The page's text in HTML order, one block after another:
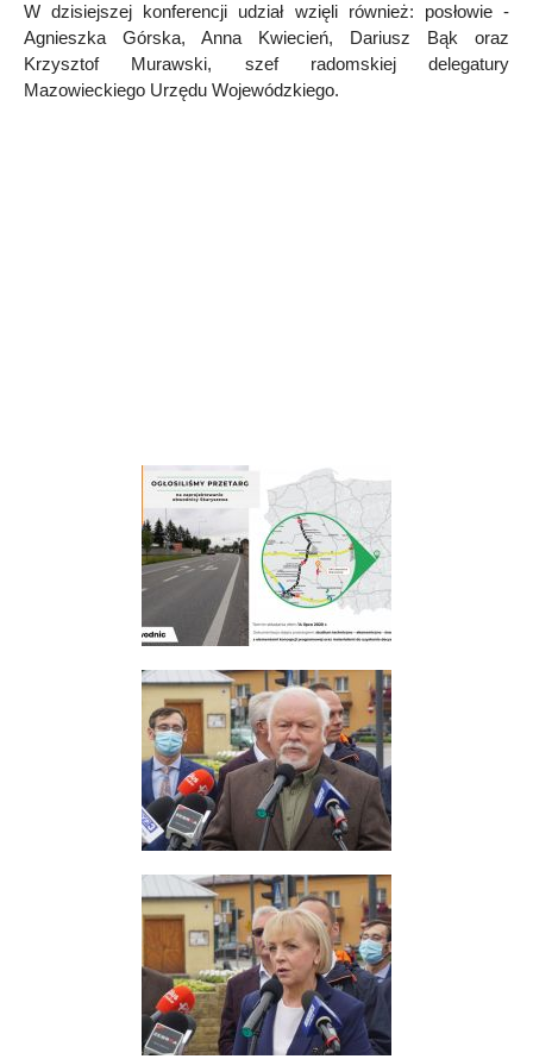
W dzisiejszej konferencji udział wzięli również: posłowie -
Agnieszka Górska, Anna Kwiecień, Dariusz Bąk oraz
Krzysztof Murawski, szef radomskiej delegatury
Mazowieckiego Urzędu Wojewódzkiego.